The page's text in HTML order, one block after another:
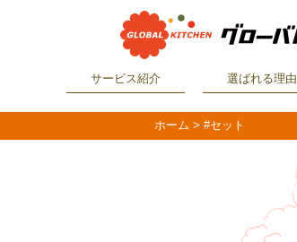
サービス紹介 選ばれる理由
ホーム > #セット